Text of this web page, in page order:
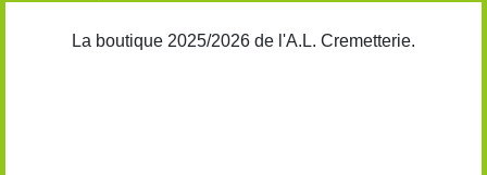
La boutique 2025/2026 de l'A.L. Cremetterie.